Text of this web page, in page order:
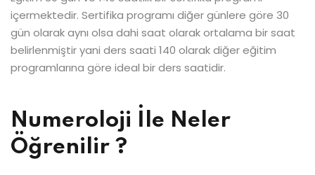
içermektedir. Sertifika programı diğer günlere göre 30
gün olarak aynı olsa dahi saat olarak ortalama bir saat
belirlenmiştir yani ders saati 140 olarak diğer eğitim
programlarına göre ideal bir ders saatidir.
Numeroloji İle Neler
Öğrenilir ?